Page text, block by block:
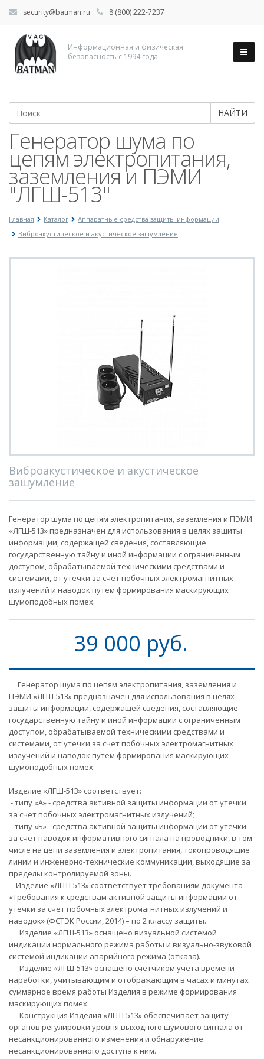
security@batman.ru 8 (800) 222-7237
Информационная и физическая
безопасность с 1994 года.
НАЙТИ
Генератор шума по
цепям электропитания,
заземления и ПЭМИ
"ЛГШ-513"
Главная Каталог
Аппаратные средства защиты информации
Виброакустическое и акустическое зашумление
Виброакустическое и акустическое
зашумление
Генератор шума по цепям электропитания, заземления и ПЭМИ
«ЛГШ-513» предназначен для использования в целях защиты
информации, содержащей сведения, составляющие
государственную тайну и иной информации с ограниченным
доступом, обрабатываемой техническими средствами и
системами, от утечки за счет побочных электромагнитных
излучений и наводок путем формирования маскирующих
шумоподобных помех.
39 000 руб.
Генератор шума по цепям электропитания, заземления и
ПЭМИ «ЛГШ-513» предназначен для использования в целях
защиты информации, содержащей сведения, составляющие
государственную тайну и иной информации с ограниченным
доступом, обрабатываемой техническими средствами и
системами, от утечки за счет побочных электромагнитных
излучений и наводок путем формирования маскирующих
шумоподобных помех.
Изделие «ЛГШ-513» соответствует:
- типу «А» - средства активной защиты информации от утечки
за счет побочных электромагнитных излучений;
- типу «Б» - средства активной защиты информации от утечки
за счет наводок информативного сигнала на проводники, в том
числе на цепи заземления и электропитания, токопроводящие
линии и инженерно-технические коммуникации, выходящие за
пределы контролируемой зоны.
Изделие «ЛГШ-513» соответствует требованиям документа
«Требования к средствам активной защиты информации от
утечки за счет побочных электромагнитных излучений и
наводок» (ФСТЭК России, 2014) – по 2 классу защиты.
Изделие «ЛГШ-513» оснащено визуальной системой
индикации нормального режима работы и визуально-звуковой
системой индикации аварийного режима (отказа).
Изделие «ЛГШ-513» оснащено счетчиком учета времени
наработки, учитывающим и отображающим в часах и минутах
суммарное время работы Изделия в режиме формирования
маскирующих помех.
Конструкция Изделия «ЛГШ-513» обеспечивает защиту
органов регулировки уровня выходного шумового сигнала от
несанкционированного изменения и обнаружение
несанкционированного доступа к ним.